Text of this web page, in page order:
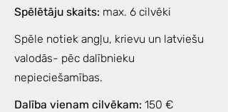
Spēlētāju skaits: max. 6 cilvēki
Spēle notiek angļu, krievu un latviešu
valodās- pēc dalībnieku
nepieciešamības.
Dalība vienam cilvēkam: 150 €